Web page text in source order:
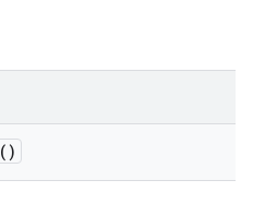
()